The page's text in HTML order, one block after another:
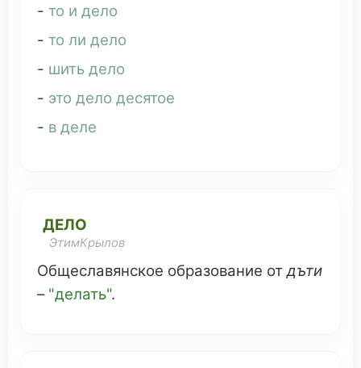
- то и дело
- то ли дело
- шить дело
- это дело десятое
- в деле
ДЕЛО
ЭтимКрылов
Общеславянское образование отдъти
– "делать".